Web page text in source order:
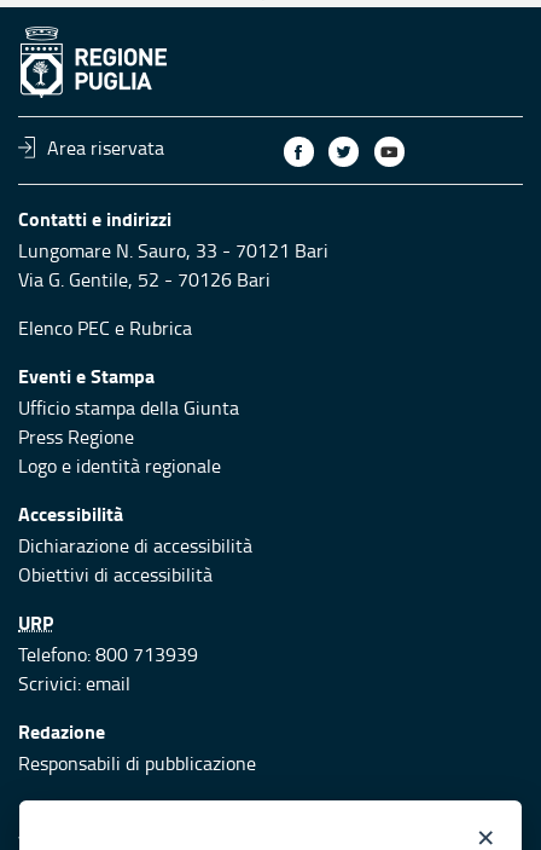
Area riservata
Contatti e indirizzi
Lungomare N. Sauro, 33 - 70121 Bari
Via G. Gentile, 52 - 70126 Bari
Elenco PEC e Rubrica
Eventi e Stampa
Ufficio stampa della Giunta
Press Regione
Logo e identità regionale
Accessibilità
Dichiarazione di accessibilità
Obiettivi di accessibilità
URP
Telefono: 800 713939
Scrivici:email
Redazione
Responsabili di pubblicazione
Protezione civile
Vai al sito di Protezione Civile Puglia ×